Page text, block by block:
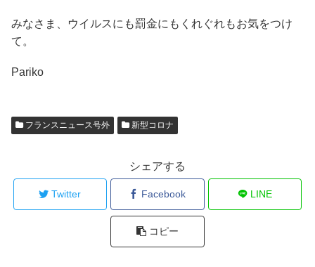
みなさま、ウイルスにも罰金にもくれぐれもお気をつけ
て。
Pariko
フランスニュース号外 新型コロナ
シェアする
Twitter Facebook LINE
コピー